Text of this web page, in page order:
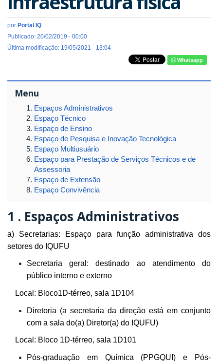
por Portal IQ
Publicado: 20/02/2019 - 00:00
Última modificação: 19/05/2021 - 13:04
Whatsapp
Menu
Espaços Administrativos
Espaço Técnico
Espaço de Ensino
Espaço de Pesquisa e Inovação Tecnológica
Espaço Multiusuário
Espaço para Prestação de Serviços Técnicos e de
Assessoria
Espaço de Extensão
Espaço Convivência
1 . Espaços Administrativos
a) Secretarias: Espaço para função administrativa dos
setores do IQUFU
Secretaria geral: destinado ao atendimento do
público interno e externo
Local: Bloco1D-térreo, sala 1D104
Diretoria (a secretaria da direção está em conjunto
com a sala do(a) Diretor(a) do IQUFU)
Local: Bloco 1D-térreo, sala 1D101
Pós-graduação em Química (PPGQUI) e Pós-